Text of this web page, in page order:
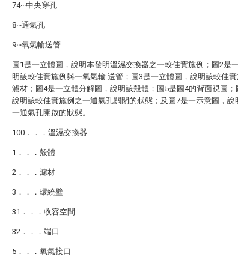
74‧‧‧中央穿孔
8‧‧‧通氣孔
9‧‧‧氧氣輸送管
圖1是一立體圖，說明本發明溫濕交換器之一較佳實施例；圖2是
明該較佳實施例與一氧氣輸 送管；圖3是一立體圖，說明該較佳
濾材；圖4是一立體分解圖，說明該殼體；圖5是圖4的背面視圖；
說明該較佳實施例之一通氣孔關閉的狀態；及圖7是一示意圖，說
一通氣孔開啟的狀態。
100．．．溫濕交換器
1．．．殼體
2．．．濾材
3．．．環繞壁
31．．．收容空間
32．．．端口
5．．．氧氣接口